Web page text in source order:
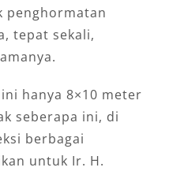
penghormatan
tepat sekali,
hanya 8×10 meter
seberapa ini, di
berbagai
untuk Ir. H.